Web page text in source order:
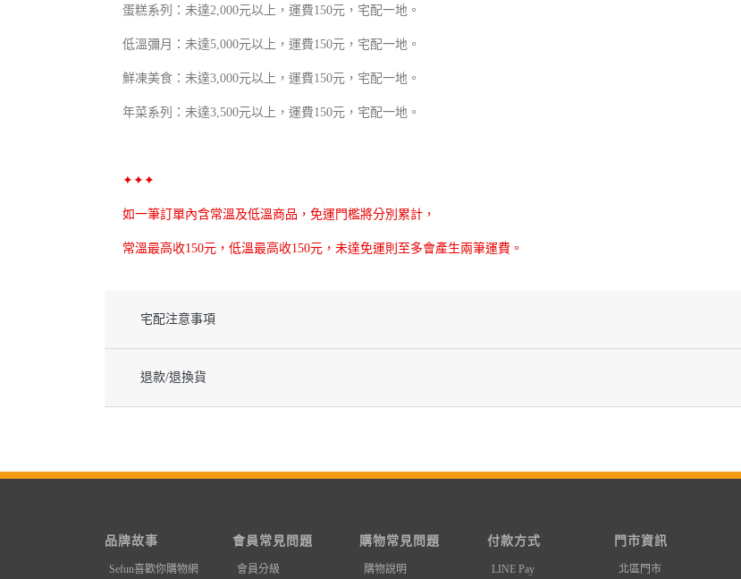
蛋糕系列：未達2,000元以上，運費150元，宅配一地。
低溫彌月：未達5,000元以上，運費150元，宅配一地。
鮮凍美食：未達3,000元以上，運費150元，宅配一地。
年菜系列：未達3,500元以上，運費150元，宅配一地。
✦✦✦
如一筆訂單內含常溫及低溫商品，免運門檻將分別累計，
常溫最高收150元，低溫最高收150元，未達免運則至多會產生兩筆運費。
宅配注意事項
退款/退換貨
品牌故事
Sefun喜歡你購物網
會員常見問題
會員分級
購物常見問題
購物說明
付款方式
LINE Pay
門市資訊
北區門市